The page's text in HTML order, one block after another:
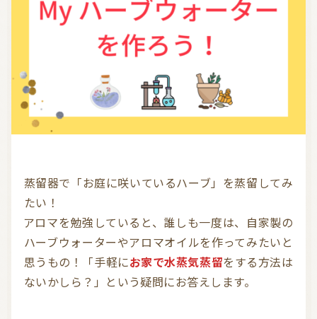
アロマ日常使い アロマを学ぶ・アロマの仕事
オーガニックコスメ
おすすめアロマコラム
お知らせ （Message from Aroma 会員様）
全ての特集
ITEMS CATEGORY
蒸留器で「お庭に咲いているハーブ」を蒸留してみ
たい！
アロマを勉強していると、誰しも一度は、自家製の
ハーブウォーターやアロマオイルを作ってみたいと
思うもの！「手軽にお家で水蒸気蒸留をする方法は
ないかしら？」という疑問にお答えします。